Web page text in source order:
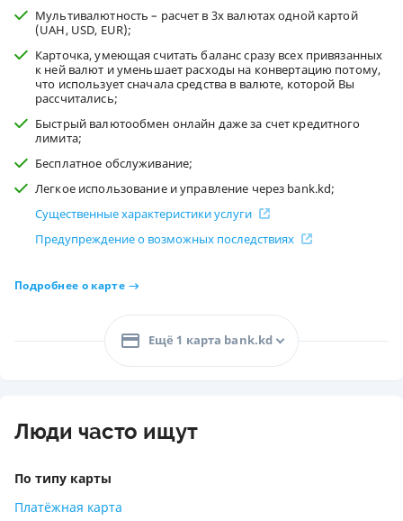
Мультивалютность – расчет в 3х валютах одной картой
(UAH, USD, EUR);
Карточка, умеющая считать баланс сразу всех привязанных
к ней валют и уменьшает расходы на конвертацию потому,
что использует сначала средства в валюте, которой Вы
рассчитались;
Быстрый валютообмен онлайн даже за счет кредитного
лимита;
Бесплатное обслуживание;
Легкое использование и управление через bank.kd;
Существенные характеристики услуги
Предупреждение о возможных последствиях
Подробнее о карте
Ещё 1 карта bank.kd
Люди часто ищут
По типу карты
Платёжная карта